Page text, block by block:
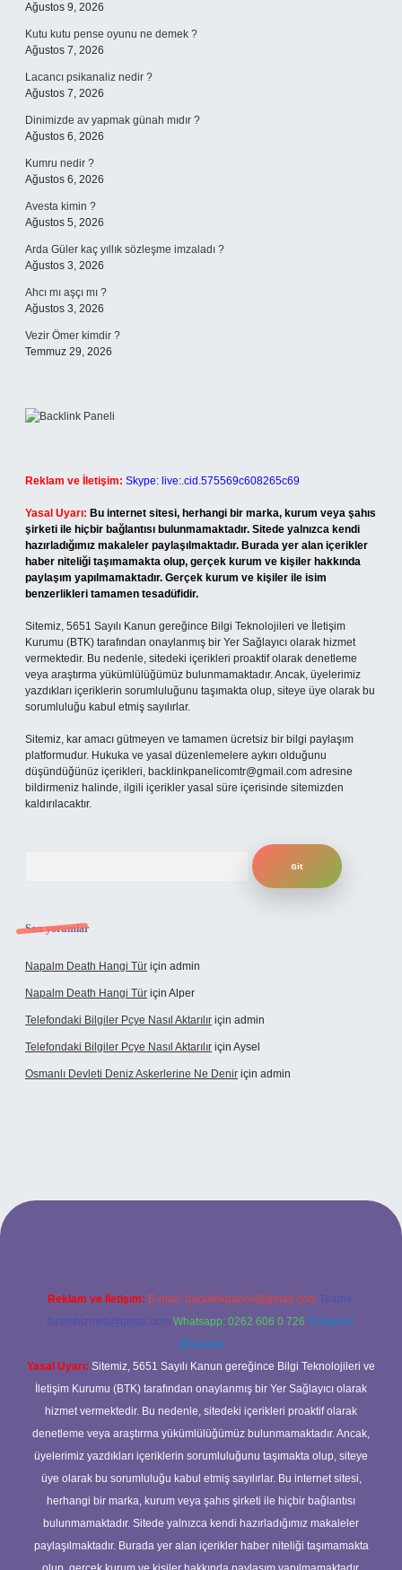
Ağustos 9, 2026
Kutu kutu pense oyunu ne demek ?
Ağustos 7, 2026
Lacancı psikanaliz nedir ?
Ağustos 7, 2026
Dinimizde av yapmak günah mıdır ?
Ağustos 6, 2026
Kumru nedir ?
Ağustos 6, 2026
Avesta kimin ?
Ağustos 5, 2026
Arda Güler kaç yıllık sözleşme imzaladı ?
Ağustos 3, 2026
Ahcı mı aşçı mı ?
Ağustos 3, 2026
Vezir Ömer kimdir ?
Temmuz 29, 2026
Reklam ve İletişim: Skype: live:.cid.575569c608265c69
Yasal Uyarı: Bu internet sitesi, herhangi bir marka, kurum veya şahıs
şirketi ile hiçbir bağlantısı bulunmamaktadır. Sitede yalnızca kendi
hazırladığımız makaleler paylaşılmaktadır. Burada yer alan içerikler
haber niteliği taşımamakta olup, gerçek kurum ve kişiler hakkında
paylaşım yapılmamaktadır. Gerçek kurum ve kişiler ile isim
benzerlikleri tamamen tesadüfidir.
Sitemiz, 5651 Sayılı Kanun gereğince Bilgi Teknolojileri ve İletişim
Kurumu (BTK) tarafından onaylanmış bir Yer Sağlayıcı olarak hizmet
vermektedir. Bu nedenle, sitedeki içerikleri proaktif olarak denetleme
veya araştırma yükümlülüğümüz bulunmamaktadır. Ancak, üyelerimiz
yazdıkları içeriklerin sorumluluğunu taşımakta olup, siteye üye olarak bu
sorumluluğu kabul etmiş sayılırlar.
Sitemiz, kar amacı gütmeyen ve tamamen ücretsiz bir bilgi paylaşım
platformudur. Hukuka ve yasal düzenlemelere aykırı olduğunu
düşündüğünüz içerikleri, backlinkpanelicomtr@gmail.com adresine
bildirmeniz halinde, ilgili içerikler yasal süre içerisinde sitemizden
kaldırılacaktır.
Son yorumlar
Napalm Death Hangi Tür için admin
Napalm Death Hangi Tür için Alper
Telefondaki Bilgiler Pcye Nasıl Aktarılır için admin
Telefondaki Bilgiler Pcye Nasıl Aktarılır için Aysel
Osmanlı Devleti Deniz Askerlerine Ne Denir için admin
giriş
Reklam ve İletişim: E-mail: backlinkpaneli@gmail.com Teams:
forumhizmeti@gmail.com Whatsapp: 0262 606 0 726 Telegram:
@karabul
Yasal Uyarı: Sitemiz, 5651 Sayılı Kanun gereğince Bilgi Teknolojileri ve
İletişim Kurumu (BTK) tarafından onaylanmış bir Yer Sağlayıcı olarak
hizmet vermektedir. Bu nedenle, sitedeki içerikleri proaktif olarak
denetleme veya araştırma yükümlülüğümüz bulunmamaktadır. Ancak,
üyelerimiz yazdıkları içeriklerin sorumluluğunu taşımakta olup, siteye
üye olarak bu sorumluluğu kabul etmiş sayılırlar. Bu internet sitesi,
herhangi bir marka, kurum veya şahıs şirketi ile hiçbir bağlantısı
bulunmamaktadır. Sitede yalnızca kendi hazırladığımız makaleler
paylaşılmaktadır. Burada yer alan içerikler haber niteliği taşımamakta